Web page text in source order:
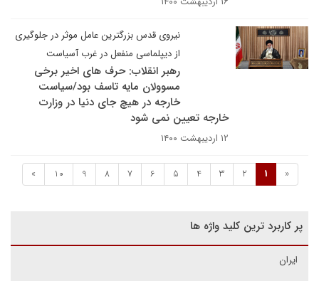
نیروی قدس بزرگترین عامل موثر در جلوگیری
از دیپلماسی منفعل در غرب آسیاست
رهبر انقلاب: حرف های اخیر برخی
مسوولان مایه تاسف بود/سیاست
خارجه در هیچ جای دنیا در وزارت
خارجه تعیین نمی شود
۱۲ اردیبهشت ۱۴۰۰
«
1
2
3
4
5
6
7
8
9
10
»
پر کاربرد ترین کلید واژه ها
ایران